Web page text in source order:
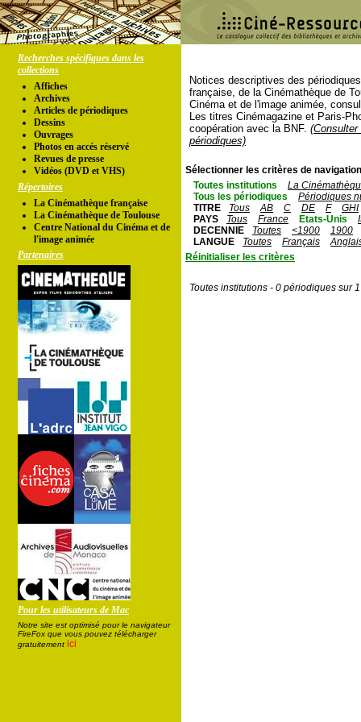
Recherches spécifiques dans les
collections
Affiches
Archives
Articles de périodiques
Dessins
Ouvrages
Photos en accés réservé
Revues de presse
Vidéos (DVD et VHS)
Répertoires
La Cinémathèque française
La Cinémathèque de Toulouse
Centre National du Cinéma et de
l'image animée
Partenaires
Pour les utilisateurs de Mac
Notre site est optimisé pour le navigateur
FireFox que vous pouvez télécharger
gratuitement ici
Notices descriptives des
française, de la Cinémathèque de
Cinéma et de l'image animée,
Les titres Cinémagazine et Paris-
coopération avec la BNF.
périodiques)
Sélectionner les critères de
Toutes institutions
La
Tous les périodiques
Périodiques
TITRE
Tous AB C DE F
GHI
PAYS
Tous France Etats-Unis
DECENNIE
Toutes <1900
1900
LANGUE
Toutes Français
Réinitialiser les critères
Toutes institutions - 0 périodiques sur